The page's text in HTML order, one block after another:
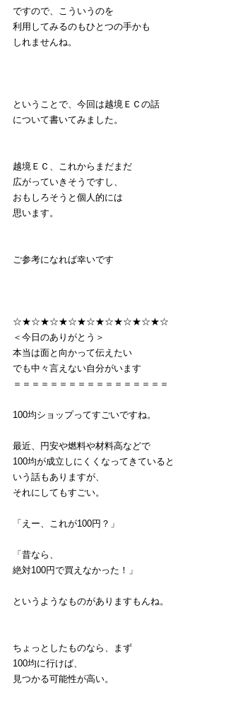
ですので、こういうのを
利用してみるのもひとつの手かも
しれませんね。
ということで、今回は越境ＥＣの話
について書いてみました。
越境ＥＣ、これからまだまだ
広がっていきそうですし、
おもしろそうと個人的には
思います。
ご参考になれば幸いです
☆★☆★☆★☆★☆★☆★☆★☆★☆
＜今日のありがとう＞
本当は面と向かって伝えたい
でも中々言えない自分がいます
＝＝＝＝＝＝＝＝＝＝＝＝＝＝＝＝＝
100均ショップってすごいですね。
最近、円安や燃料や材料高などで
100均が成立しにくくなってきていると
いう話もありますが、
それにしてもすごい。
「えー、これが100円？」
「昔なら、
絶対100円で買えなかった！」
というようなものがありますもんね。
ちょっとしたものなら、まず
100均に行けば、
見つかる可能性が高い。